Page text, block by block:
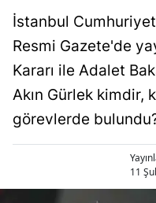
İstanbul Cumhuriyet
Resmi Gazete'de
Kararı ile Adalet
Akın Gürlek kimdir,
görevlerde
11